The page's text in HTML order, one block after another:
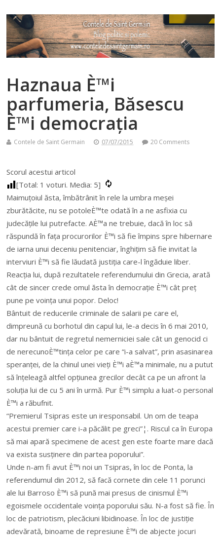
Haznaua È™i
parfumeria, Băsescu
È™i democrația
Contele de Saint Germain 07/07/2015 20 Comments
Scorul acestui articol
[Total: 1 voturi. Media: 5]
Maimuțoiul ăsta, îmbătrânit în rele la umbra meșei
zburătăcite, nu se potoleÈ™te odată în a ne asfixia cu
judecățile lui putrefacte. AÈ™a ne trebuie, dacă în loc să
răspundă în fața procurorilor È™i să fie împins spre hibernare
de iarna unui deceniu penitenciar, înghițim să fie invitat la
interviuri È™i să fie lăudată justiția care-l îngăduie liber.
Reacția lui, după rezultatele referendumului din Grecia, arată
cât de sincer crede omul ăsta în democrație È™i cât preț
pune pe voința unui popor. Deloc!
Bântuit de reducerile criminale de salarii pe care el,
dimpreună cu borhotul din capul lui, le-a decis în 6 mai 2010,
dar nu bântuit de regretul nemerniciei sale cât un genocid ci
de nerecunoÈ™tința celor pe care “i-a salvat”, prin asasinarea
speranței, de la chinul unei vieți È™i aÈ™a minimale, nu a putut
să înțeleagă altfel opțiunea grecilor decât ca pe un afront la
soluția lui de cu 5 ani în urmă. Pur È™i simplu a luat-o personal
È™i a răbufnit.
“Premierul Tsipras este un iresponsabil. Un om de teapa
acestui premier care i-a păcălit pe greci”¦. Riscul ca în Europa
să mai apară specimene de acest gen este foarte mare dacă
va exista susținere din partea poporului”.
Unde n-am fi avut È™i noi un Tsipras, în loc de Ponta, la
referendumul din 2012, să facă cornete din cele 11 porunci
ale lui Barroso È™i să pună mai presus de cinismul È™i
egoismele occidentale voința poporului său. N-a fost să fie. În
loc de patriotism, plecăciuni libidinoase. În loc de justiție
adevărată, binoame de represiune È™i de abjecte jocuri